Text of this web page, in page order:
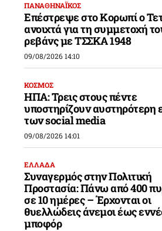
ΠΑΝΑΘΗΝΑΪΚΟΣ
Επέστρεψε στο Κορωπί ο
ανοιχτά για τη συμμετοχή
ρεβάνς με ΤΣΣΚΑ 1948
09/08/2026 14:10
ΚΟΣΜΟΣ
ΗΠΑ: Τρεις στους πέντε
υποστηρίζουν αυστηρότερη
των social media
09/08/2026 14:01
ΕΛΛΑΔΑ
Συναγερμός στην Πολιτική
Προστασία: Πάνω από 400
σε 10 ημέρες – Έρχονται οι
θυελλώδεις άνεμοι έως
μποφόρ